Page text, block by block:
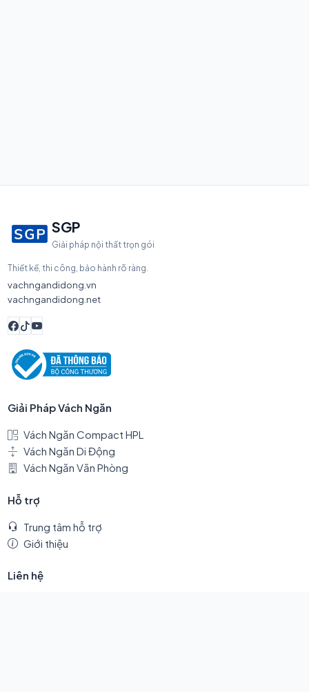
SGP
Giải pháp nội thất trọn gói
Thiết kế, thi công, bảo hành rõ ràng.
vachngandidong.vn
vachngandidong.net
Giải Pháp Vách Ngăn
Vách Ngăn Compact HPL
Vách Ngăn Di Động
Vách Ngăn Văn Phòng
Hỗ trợ
Trung tâm hỗ trợ
Giới thiệu
Liên hệ